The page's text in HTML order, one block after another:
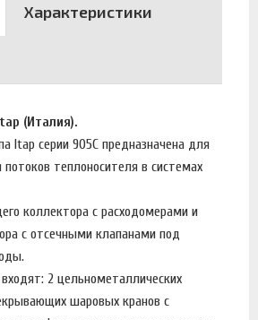
Характеристики
(Италия).
Itap серии 905C предназначена для
теплоносителя в системах
коллектора с расходомерами и
с отсечными клапанами под
2 цельнометаллических
шаровых кранов с